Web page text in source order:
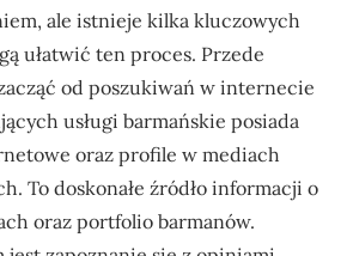
ale istnieje kilka kluczowych
ułatwić ten proces. Przede
od poszukiwań w internecie
usługi barmańskie posiada
oraz profile w mediach
To doskonałe źródło informacji o
oraz portfolio barmanów.